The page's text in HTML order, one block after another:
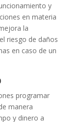
y
en materia
la
riesgo de daños
en caso de un
programar
manera
y dinero a